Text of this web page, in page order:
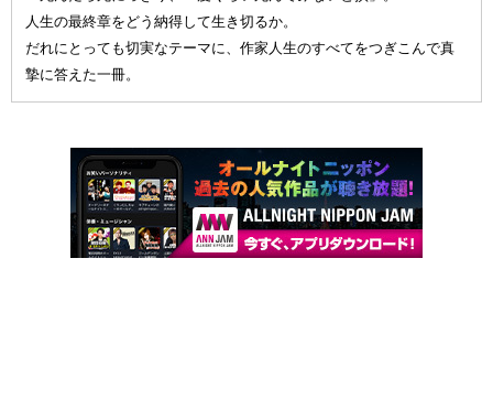
人生の最終章をどう納得して生き切るか。
だれにとっても切実なテーマに、作家人生のすべてをつぎこんで真
摯に答えた一冊。